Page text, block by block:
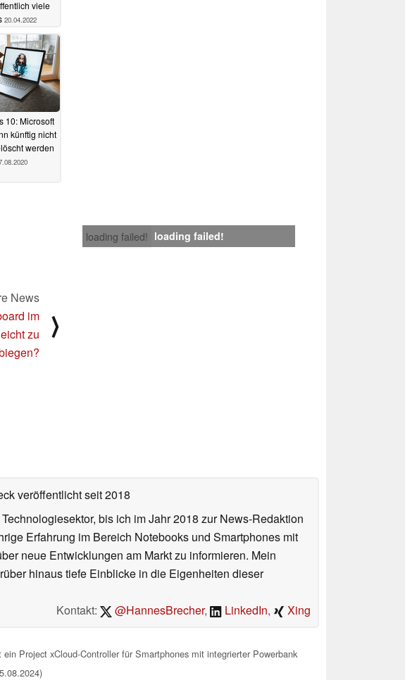
viele
20.04.2022
10: Microsoft
künftig nicht
werden
loading failed! loading failed!
News
im
zu
⟩
veröffentlichtseit 2018
bis ich im Jahr 2018 zur News-Redaktion
Erfahrung im Bereich Notebooks und Smartphones mit
neue Entwicklungen am Markt zu informieren. Mein
hinaus tiefe Einblicke in die Eigenheiten dieser
Kontakt:
@HannesBrecher, LinkedIn, Xing
Project xCloud-Controller für Smartphones mit integrierter Powerbank